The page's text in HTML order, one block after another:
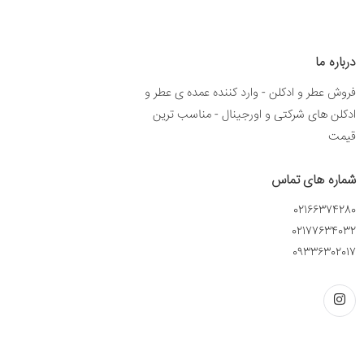
درباره ما
فروش عطر و ادکلن - وارد کننده عمده ی عطر و
ادکلن های شرکتی و اورجینال - مناسب ترین
قیمت
شماره های تماس
02166374280
02177634032
09336302017